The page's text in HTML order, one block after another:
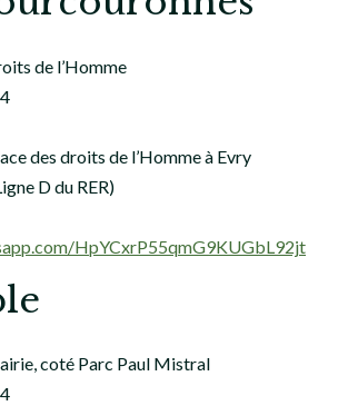
de l’Homme
des droits de l’Homme à Evry
D du RER)
HpYCxrP55qmG9KUGbL92jt
coté Parc Paul Mistral